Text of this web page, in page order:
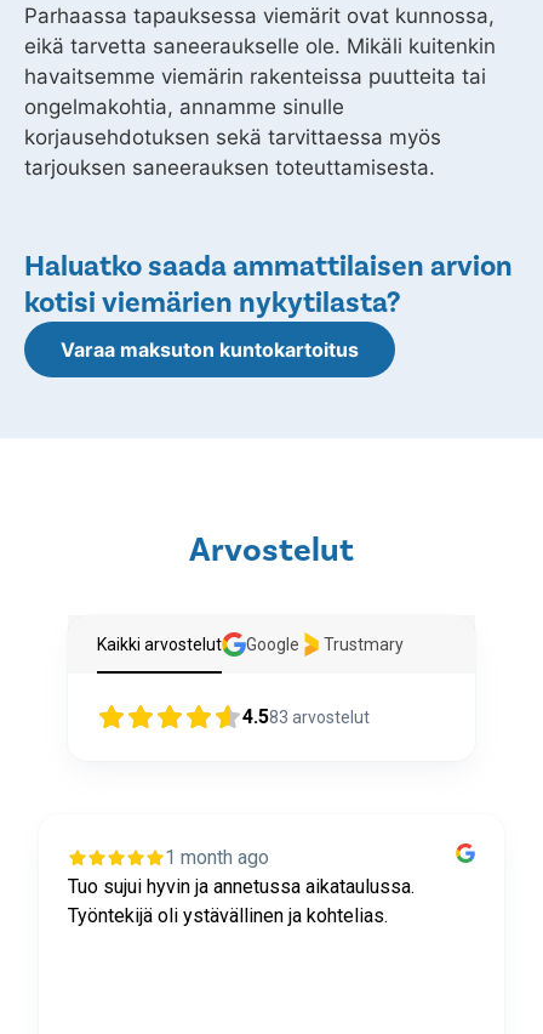
Parhaassa tapauksessa viemärit ovat kunnossa,
eikä tarvetta saneeraukselle ole. Mikäli kuitenkin
havaitsemme viemärin rakenteissa puutteita tai
ongelmakohtia, annamme sinulle
korjausehdotuksen sekä tarvittaessa myös
tarjouksen saneerauksen toteuttamisesta.
Haluatko saada ammattilaisen arvion
kotisi viemärien nykytilasta?
Varaa maksuton kuntokartoitus
Arvostelut
Kaikki arvostelut Google Trustmary
4.583 arvostelut
1 month ago
Tuo sujui hyvin ja annetussa aikataulussa.
Työntekijä oli ystävällinen ja kohtelias.